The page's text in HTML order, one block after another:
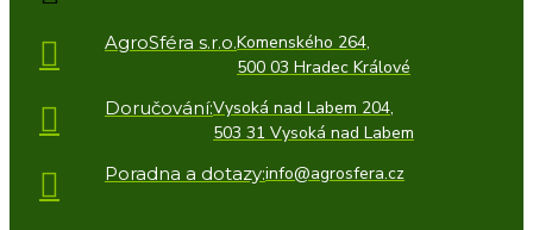
AgroSféra s.r.o.Komenského 264,
500 03 Hradec Králové
Doručování:Vysoká nad Labem 204,
503 31 Vysoká nad Labem
Poradna a dotazy:info@agrosfera.cz